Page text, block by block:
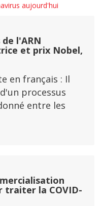
aujourd'hui
l'ARN
et prix Nobel,
en français : Il
processus
entre les
traiter la COVID-